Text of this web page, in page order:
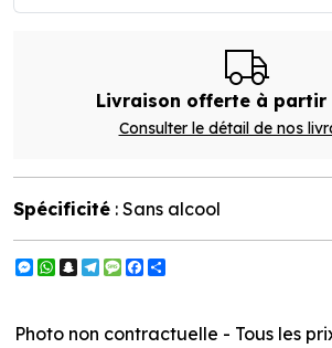
Livraison offerte à partir
Consulter le détail de nos
Spécificité : Sans alcool
Messenger
WhatsApp
Snapchat
Telegram
Message
Facebook
Photo non contractuelle - Tous les